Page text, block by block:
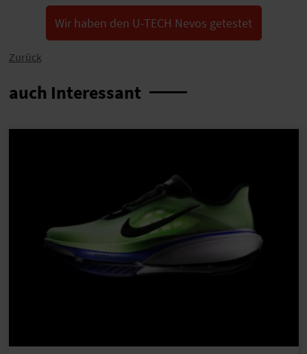
Wir haben den U-TECH Nevos getestet
Zurück
auch Interessant